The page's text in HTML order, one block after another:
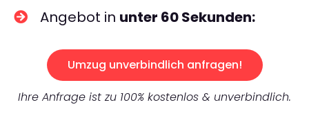
Angebot in unter 60 Sekunden:
Umzug unverbindlich anfragen!
Ihre Anfrage ist zu 100% kostenlos & unverbindlich.